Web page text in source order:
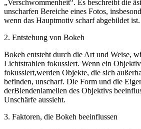
„Verschwommenheit“. Es beschreibt die
unscharfen Bereiche eines Fotos,
wenn das Hauptmotiv scharf abgebildet ist.
2. Entstehung von Bokeh
Bokeh entsteht durch die Art und Weise,
Lichtstrahlen fokussiert. Wenn ein
fokussiert,werden Objekte, die sich
befinden, unscharf. Die Form und die
derBlendenlamellen des Objektivs
Unschärfe aussieht.
3. Faktoren, die Bokeh beeinflussen